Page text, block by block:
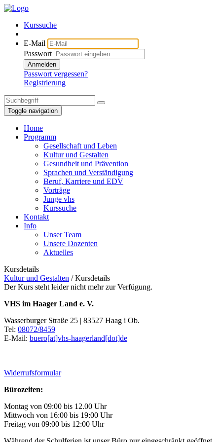
Kurssuche
E-Mail
Passwort
Anmelden
Passwort vergessen?
Registrierung
Toggle navigation
Home
Programm
Gesellschaft und Leben
Kultur und Gestalten
Gesundheit und Prävention
Sprachen und Verständigung
Beruf, Karriere und EDV
Vorträge
Junge vhs
Kurssuche
Kontakt
Info
Unser Team
Unsere Dozenten
Aktuelles
Kursdetails
Kultur und Gestalten /Kursdetails
Der Kurs steht leider nicht mehr zur Verfügung.
VHS im Haager Land e. V.
Wasserburger Straße 25 | 83527 Haag i Ob.
Tel: 08072/8459
E-Mail: buero[at]vhs-haagerland[dot]de
Widerrufsformular
Bürozeiten:
Montag von 09:00 bis 12.00 Uhr
Mittwoch von 16:00 bis 19:00 Uhr
Freitag von 09:00 bis 12:00 Uhr